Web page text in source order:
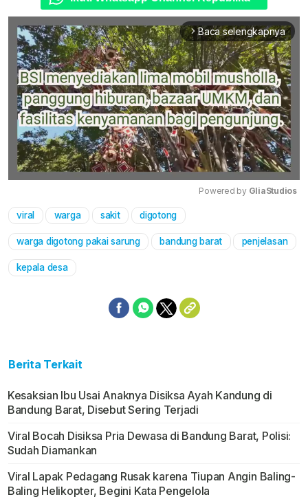
arrow_forward_ios Baca selengkapnya
Powered by GliaStudios
viral warga sakit digotong
warga digotong pakai sarung bandung barat penjelasan
kepala desa
Berita Terkait
Kesaksian Ibu Usai Anaknya Disiksa Ayah Kandung di
Bandung Barat, Disebut Sering Terjadi
Viral Bocah Disiksa Pria Dewasa di Bandung Barat, Polisi:
Sudah Diamankan
Viral Lapak Pedagang Rusak karena Tiupan Angin Baling-
Baling Helikopter, Begini Kata Pengelola